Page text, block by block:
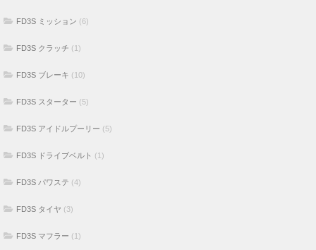
FD3S ミッション (6)
FD3S クラッチ (1)
FD3S ブレーキ (10)
FD3S スターター (5)
FD3S アイドルプーリー (5)
FD3S ドライブベルト (1)
FD3S パワステ (4)
FD3S タイヤ (3)
FD3S マフラー (1)